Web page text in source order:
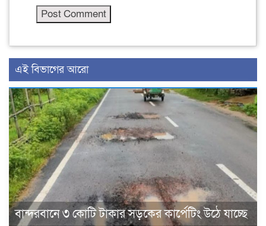
এই বিভাগের আরো
বান্দরবানে ৩ কোটি টাকার সড়কের কার্পেটিং উঠে যাচ্ছে